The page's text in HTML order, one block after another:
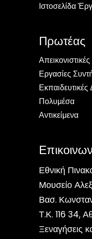
Ιστοσελίδα
Πρωτέας
Εργασίες
Εκπαιδευτικές
Πολυμέσα
Αντικείμενα
Εθνική
Μουσείο
Βασ.
Τ.Κ. 116 34,
Ξεναγήσεις